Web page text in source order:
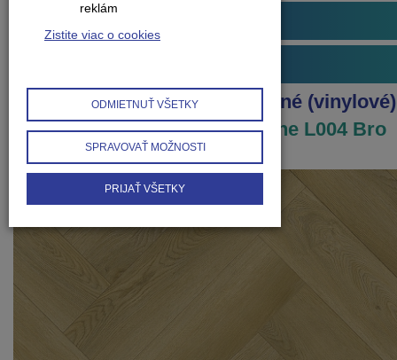
Produkty
Podlahy kompozitné (vinylové)
Republic
LION Herringbone L004 Bro
reklám
Zistite viac o cookies
ODMIETNUŤ VŠETKY
SPRAVOVAŤ MOŽNOSTI
PRIJAŤ VŠETKY